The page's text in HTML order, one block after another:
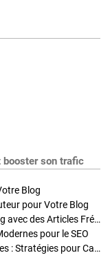
booster son trafic
Blog
pour Votre Blog
Stratégies de Publication : Boostez Votre Blog avec des Articles Fréquents et Exclusifs
pour le SEO
Enrichir Vos Articles avec des Contenus Riches : Stratégies pour Captiver et Optimiser